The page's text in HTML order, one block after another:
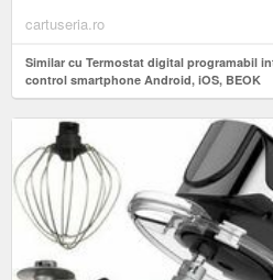
cartuseria.ro
Similar cu Termostat digital programabil
control smartphone Android, iOS, BEOK